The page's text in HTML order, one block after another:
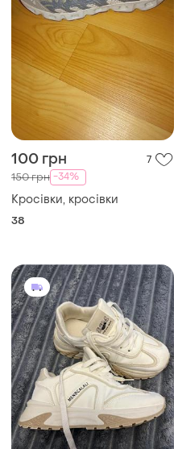
100 грн 7
150 грн -34%
Кросівки, кросівки
38